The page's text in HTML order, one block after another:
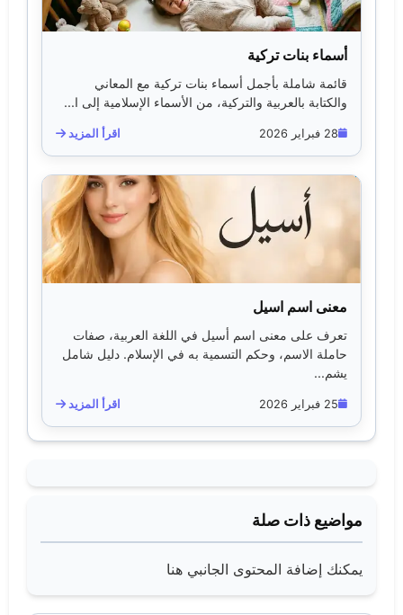
أسماء بنات تركية
قائمة شاملة بأجمل أسماء بنات تركية مع المعاني
والكتابة بالعربية والتركية، من الأسماء الإسلامية إلى ا...
28 فبراير 2026 اقرأ المزيد
معنى اسم اسيل
تعرف على معنى اسم أسيل في اللغة العربية، صفات
حاملة الاسم، وحكم التسمية به في الإسلام. دليل شامل
يشم...
25 فبراير 2026 اقرأ المزيد
مواضيع ذات صلة
يمكنك إضافة المحتوى الجانبي هنا